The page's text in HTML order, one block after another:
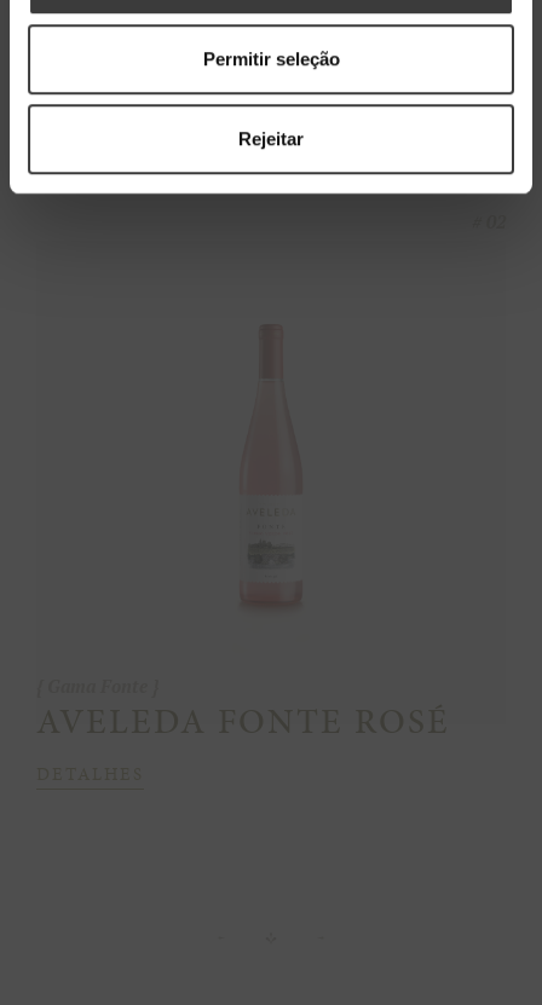
Permitir seleção
Rejeitar
Gama Fonte
AVELEDA FONTE
BRANCO